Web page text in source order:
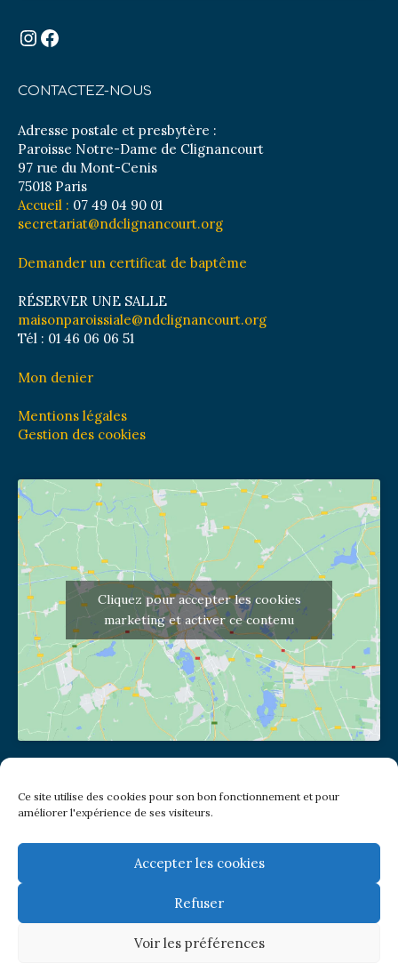
Ce site utilise des cookies pour son bon fonctionnement et pour
améliorer l'expérience de ses visiteurs.
Accepter les cookies
Refuser
Voir les préférences
Instagram
Facebook
CONTACTEZ-NOUS
Adresse postale et presbytère :
Paroisse Notre-Dame de Clignancourt
97 rue du Mont-Cenis
75018 Paris
Accueil : 07 49 04 90 01
secretariat@ndclignancourt.org
Demander un certificat de baptême
RÉSERVER UNE SALLE
maisonparoissiale@ndclignancourt.org
Tél : 01 46 06 06 51
Mon denier
Mentions légales
Gestion des cookies
Cliquez pour accepter les cookies
marketing et activer ce contenu
(pas de courrier à cette adresse)
2 place Jules Joffrin - 75018
Metro: Jules Joffrin ou Simplon
Bus : Mairie du XVIII
Newsletter